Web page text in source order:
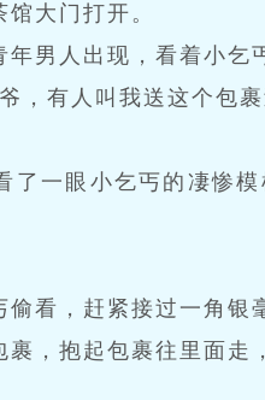
大门打开。
男人出现，看着小乞
，有人叫我送这个包
了一眼小乞丐的凄惨
看，赶紧接过一角银
，抱起包裹往里面走